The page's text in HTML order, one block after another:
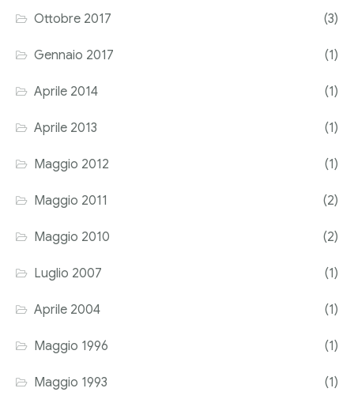
Ottobre 2017 (3)
Gennaio 2017 (1)
Aprile 2014 (1)
Aprile 2013 (1)
Maggio 2012 (1)
Maggio 2011 (2)
Maggio 2010 (2)
Luglio 2007 (1)
Aprile 2004 (1)
Maggio 1996 (1)
Maggio 1993 (1)